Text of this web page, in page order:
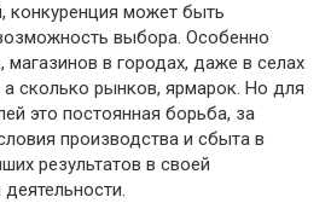
конкуренция может быть
выбора. Особенно
магазинов в городах, даже в селах
а сколько рынков, ярмарок. Но для
это постоянная борьба, за
производства и сбыта в
результатов в своей